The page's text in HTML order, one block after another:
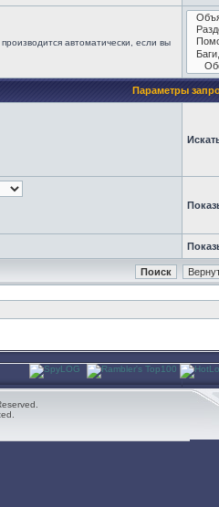
автоматически, если вы
Параметры